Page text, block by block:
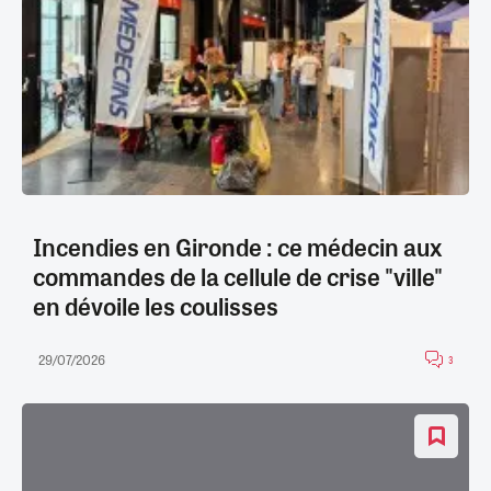
Incendies en Gironde : ce médecin aux
commandes de la cellule de crise "ville"
en dévoile les coulisses
29/07/2026 3